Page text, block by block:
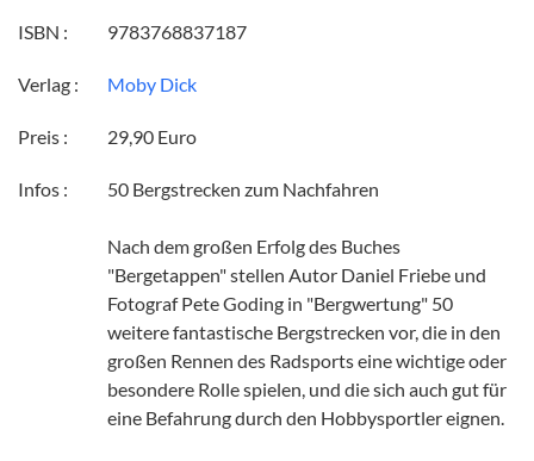
ISBN : 9783768837187
Verlag : Moby Dick
Preis : 29,90 Euro
Infos : 50 Bergstrecken zum Nachfahren
Nach dem großen Erfolg des Buches
"Bergetappen" stellen Autor Daniel Friebe und
Fotograf Pete Goding in "Bergwertung" 50
weitere fantastische Bergstrecken vor, die in den
großen Rennen des Radsports eine wichtige oder
besondere Rolle spielen, und die sich auch gut für
eine Befahrung durch den Hobbysportler eignen.